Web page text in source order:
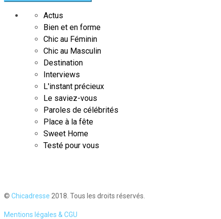
Actus
Bien et en forme
Chic au Féminin
Chic au Masculin
Destination
Interviews
L'instant précieux
Le saviez-vous
Paroles de célébrités
Place à la fête
Sweet Home
Testé pour vous
© Chicadresse 2018. Tous les droits réservés.
Mentions légales & CGU